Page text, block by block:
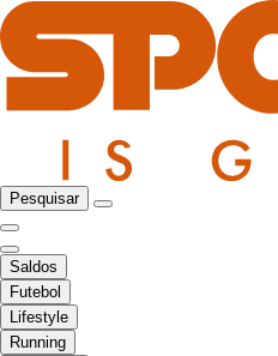
Pesquisar
Saldos
Futebol
Lifestyle
Running